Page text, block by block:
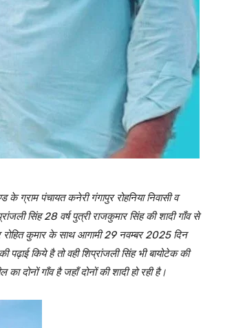
ग्राम पंचायत कनेरी गंगापुर रोहनिया निवासी व
सिंह 28 वर्ष पुत्री राजकुमार सिंह की शादी गाँव से
रोहित कुमार के साथ आगामी 29 नवम्बर 2025 दिन
किये है तो वही शिप्रांजली सिंह भी बायोटेक की
दोनों गाँव है जहाँ दोनों की शादी हो रही है।